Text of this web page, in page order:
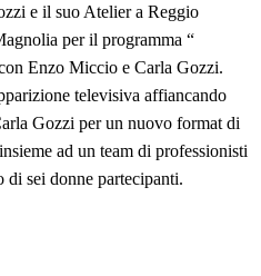
e il suo Atelier a Reggio
per il programma “
Enzo Miccio e Carla Gozzi.
televisiva affiancando
Gozzi per un nuovo format di
ad un team di professionisti
di sei donne partecipanti.